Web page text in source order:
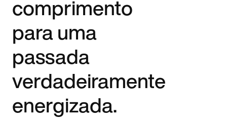
comprimento
para uma
passada
verdadeiramente
energizada.